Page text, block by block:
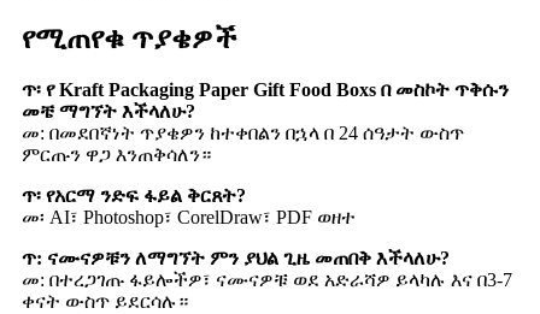
የሚጠየቁ ጥያቄዎች
ጥ፡ የ Kraft Packaging Paper Gift Food Boxs በ መስኮት ጥቅሱን
መቼ ማግኘት እችላለሁ?
መ: በመደበኛነት ጥያቄዎን ከተቀበልን በኋላ በ 24 ሰዓታት ውስጥ
ምርጡን ዋጋ እንጠቅሳለን።
ጥ፡ የአርማ ንድፍ ፋይል ቅርጸት?
መ፡ AI፣ Photoshop፣ CorelDraw፣ PDF ወዘተ
ጥ: ናሙናዎቹን ለማግኘት ምን ያህል ጊዜ መጠበቅ እችላለሁ?
መ: በተረጋገጡ ፋይሎችዎ፣ ናሙናዎቹ ወደ አድራሻዎ ይላካሉ እና በ3-7
ቀናት ውስጥ ይደርሳሉ።